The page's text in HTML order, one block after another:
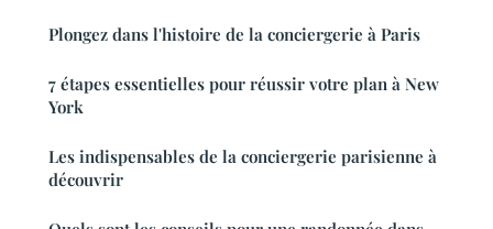
Plongez dans l'histoire de la conciergerie à Paris
7 étapes essentielles pour réussir votre plan à New
York
Les indispensables de la conciergerie parisienne à
découvrir